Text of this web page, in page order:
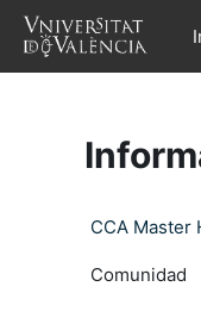
Ves al contingut principal
CCA Master
Comunidad